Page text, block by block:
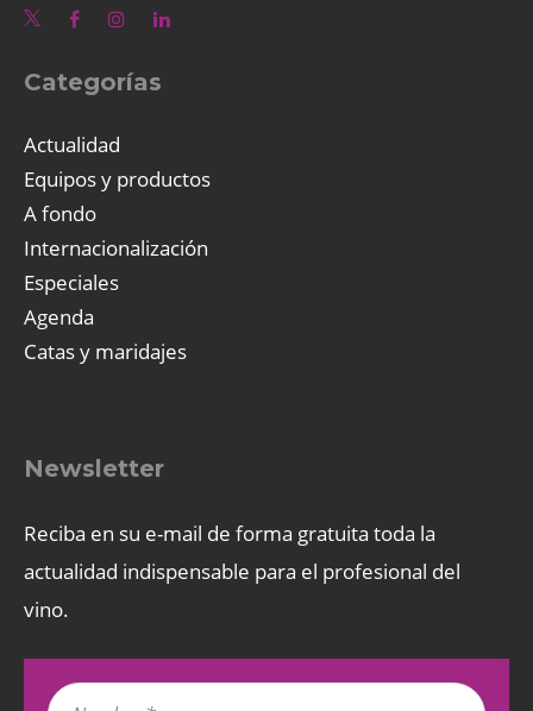
Categorías
Actualidad
Equipos y productos
A fondo
Internacionalización
Especiales
Agenda
Catas y maridajes
Newsletter
Reciba en su e-mail de forma gratuita toda la
actualidad indispensable para el profesional del
vino.